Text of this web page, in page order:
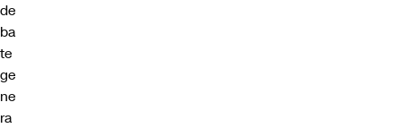
de
ba
te
ge
ne
ra